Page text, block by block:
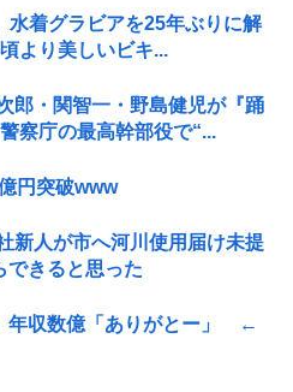
水着グラビアを25年ぶりに解
より美しいビキ...
郎・関智一・野島健児が『踊
察庁の最高幹部役で“...
円突破www
新人が市へ河川使用届け未提
きると思った
年収数億「ありがとー」 ←